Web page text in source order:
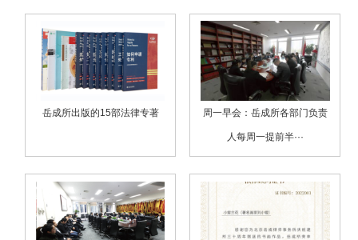
岳成所出版的15部法律专著 周一早会：岳成所各部门负责
人每周一提前半···